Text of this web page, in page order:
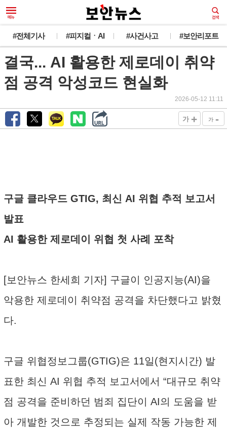
#전체기사 #피지컬ㆍAI #사건사고 #보안리포트
결국... AI 활용한 제로데이 취약
점 공격 악성코드 현실화
2026-05-12 11:11
가 + 가 -
구글 클라우드 GTIG, 최신 AI 위협 추적 보고서
발표
AI 활용한 제로데이 위협 첫 사례 포착
[보안뉴스 한세희 기자] 구글이 인공지능(AI)을
악용한 제로데이 취약점 공격을 차단했다고 밝혔
다.
구글 위협정보그룹(GTIG)은 11일(현지시간) 발
표한 최신 AI 위협 추적 보고서에서 “대규모 취약
점 공격을 준비하던 범죄 집단이 AI의 도움을 받
아 개발한 것으로 추정되는 실제 작동 가능한 제